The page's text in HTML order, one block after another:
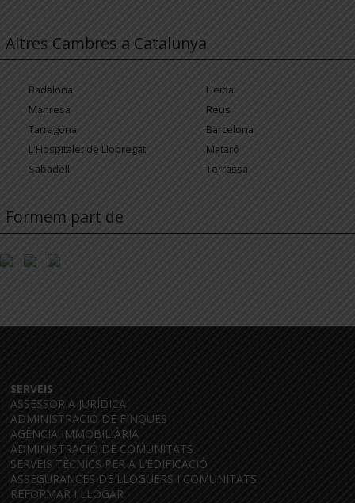
Altres Cambres a Catalunya
Badalona
Lleida
Manresa
Reus
Tarragona
Barcelona
L'Hospitalet de Llobregat
Mataró
Sabadell
Terrassa
Formem part de
SERVEIS
ASSESSORIA JURÍDICA
ADMINISTRACIÓ DE FINQUES
AGÈNCIA IMMOBILIÀRIA
ADMINISTRACIÓ DE COMUNITATS
SERVEIS TÈCNICS PER A L’EDIFICACIÓ
ASSEGURANCES DE LLOGUERS I COMUNITATS
REFORMAR I LLOGAR